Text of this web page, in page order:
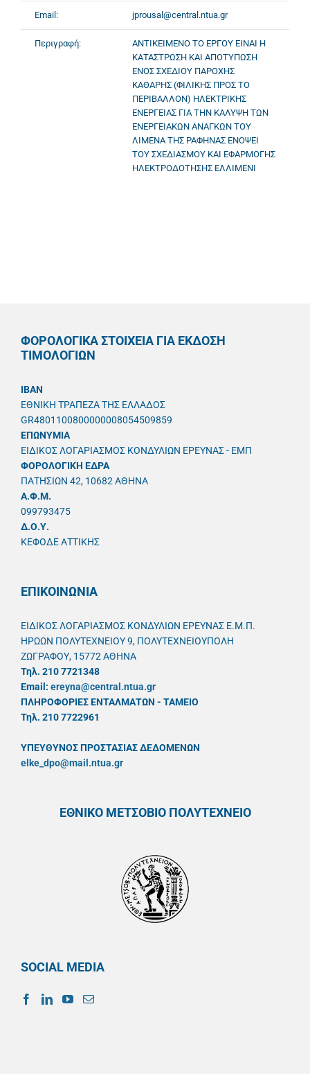
Email: jprousal@central.ntua.gr
Περιγραφή:
ΑΝΤΙΚΕΙΜΕΝΟ ΤΟ ΕΡΓΟΥ ΕΙΝΑΙ Η
ΚΑΤΑΣΤΡΩΣΗ ΚΑΙ ΑΠΟΤΥΠΩΣΗ
ΕΝΟΣ ΣΧΕΔΙΟΥ ΠΑΡΟΧΗΣ
ΚΑΘΑΡΗΣ (ΦΙΛΙΚΗΣ ΠΡΟΣ ΤΟ
ΠΕΡΙΒΑΛΛΟΝ) ΗΛΕΚΤΡΙΚΗΣ
ΕΝΕΡΓΕΙΑΣ ΓΙΑ ΤΗΝ ΚΑΛΥΨΗ ΤΩΝ
ΕΝΕΡΓΕΙΑΚΩΝ ΑΝΑΓΚΩΝ ΤΟΥ
ΛΙΜΕΝΑ ΤΗΣ ΡΑΦΗΝΑΣ ΕΝΟΨΕΙ
ΤΟΥ ΣΧΕΔΙΑΣΜΟΥ ΚΑΙ ΕΦΑΡΜΟΓΗΣ
ΗΛΕΚΤΡΟΔΟΤΗΣΗΣ ΕΛΛΙΜΕΝΙ
ΦΟΡΟΛΟΓΙΚΑ ΣΤΟΙΧΕΙΑ ΓΙΑ ΕΚΔΟΣΗ
ΤΙΜΟΛΟΓΙΩΝ
IBAN
ΕΘΝΙΚΗ ΤΡΑΠΕΖΑ ΤΗΣ ΕΛΛΑΔΟΣ
GR4801100800000008054509859
ΕΠΩΝΥΜΙΑ
ΕΙΔΙΚΟΣ ΛΟΓΑΡΙΑΣΜΟΣ ΚΟΝΔΥΛΙΩΝ ΕΡΕΥΝΑΣ - ΕΜΠ
ΦΟΡΟΛΟΓΙΚΗ ΕΔΡΑ
ΠΑΤΗΣΙΩΝ 42, 10682 ΑΘΗΝΑ
A.Φ.Μ.
099793475
Δ.Ο.Υ.
ΚΕΦΟΔΕ ΑΤΤΙΚΗΣ
ΕΠΙΚΟΙΝΩΝΙΑ
ΕΙΔΙΚΟΣ ΛΟΓΑΡΙΑΣΜΟΣ ΚΟΝΔΥΛΙΩΝ ΕΡΕΥΝΑΣ Ε.Μ.Π.
ΗΡΩΩΝ ΠΟΛΥΤΕΧΝΕΙΟΥ 9, ΠΟΛΥΤΕΧΝΕΙΟΥΠΟΛΗ
ΖΩΓΡΑΦΟΥ, 15772 ΑΘΗΝΑ
Τηλ. 210 7721348
Email: ereyna@central.ntua.gr
ΠΛΗΡΟΦΟΡΙΕΣ ΕΝΤΑΛΜΑΤΩΝ - ΤΑΜΕΙΟ
Τηλ. 210 7722961
ΥΠΕΥΘYΝΟΣ ΠΡΟΣΤΑΣΙΑΣ ΔΕΔΟΜΕΝΩΝ
elke_dpo@mail.ntua.gr
ΕΘΝΙΚΟ ΜΕΤΣΟΒΙΟ ΠΟΛΥΤΕΧΝΕΙΟ
SOCIAL MEDIA